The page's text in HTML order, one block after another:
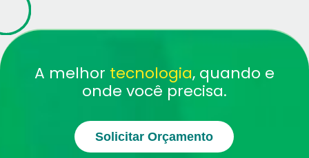
A melhor tecnologia, quando e
onde você precisa.
Solicitar Orçamento